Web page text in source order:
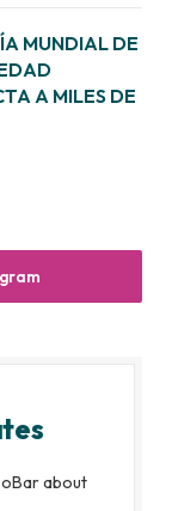
MUNDIAL DE
A MILES DE
about